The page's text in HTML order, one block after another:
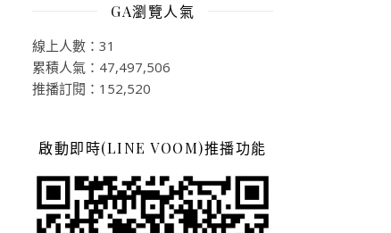
GA瀏覽人氣
線上人數：31
累積人氣：47,497,506
推播訂閱：152,520
啟動即時(LINE VOOM)推播功能